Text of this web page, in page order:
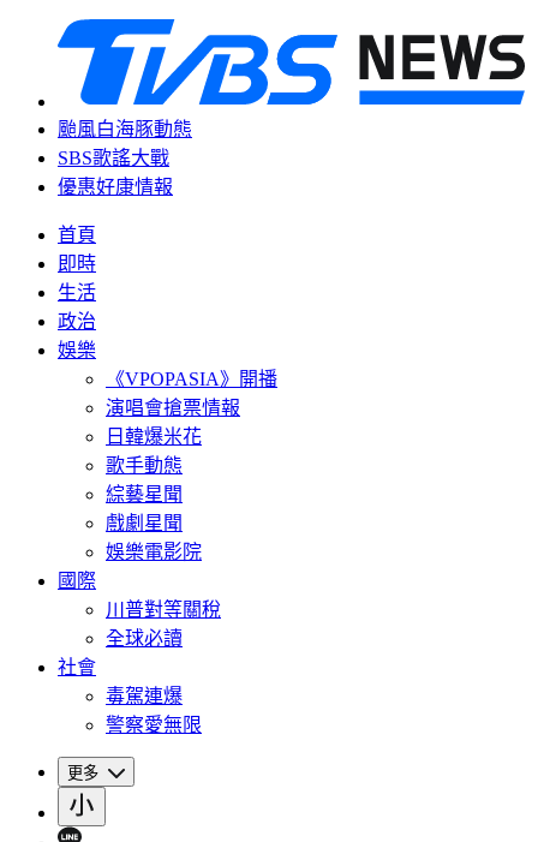
颱風白海豚動態
SBS歌謠大戰
優惠好康情報
首頁
即時
生活
政治
娛樂
《VPOPASIA》開播
演唱會搶票情報
日韓爆米花
歌手動態
綜藝星聞
戲劇星聞
娛樂電影院
國際
川普對等關稅
全球必讀
社會
毒駕連爆
警察愛無限
更多